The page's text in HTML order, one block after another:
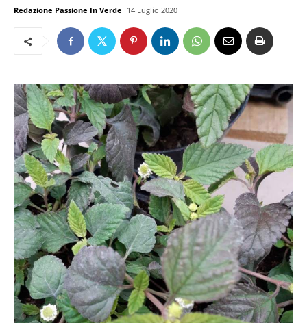
Redazione Passione In Verde 14 Luglio 2020